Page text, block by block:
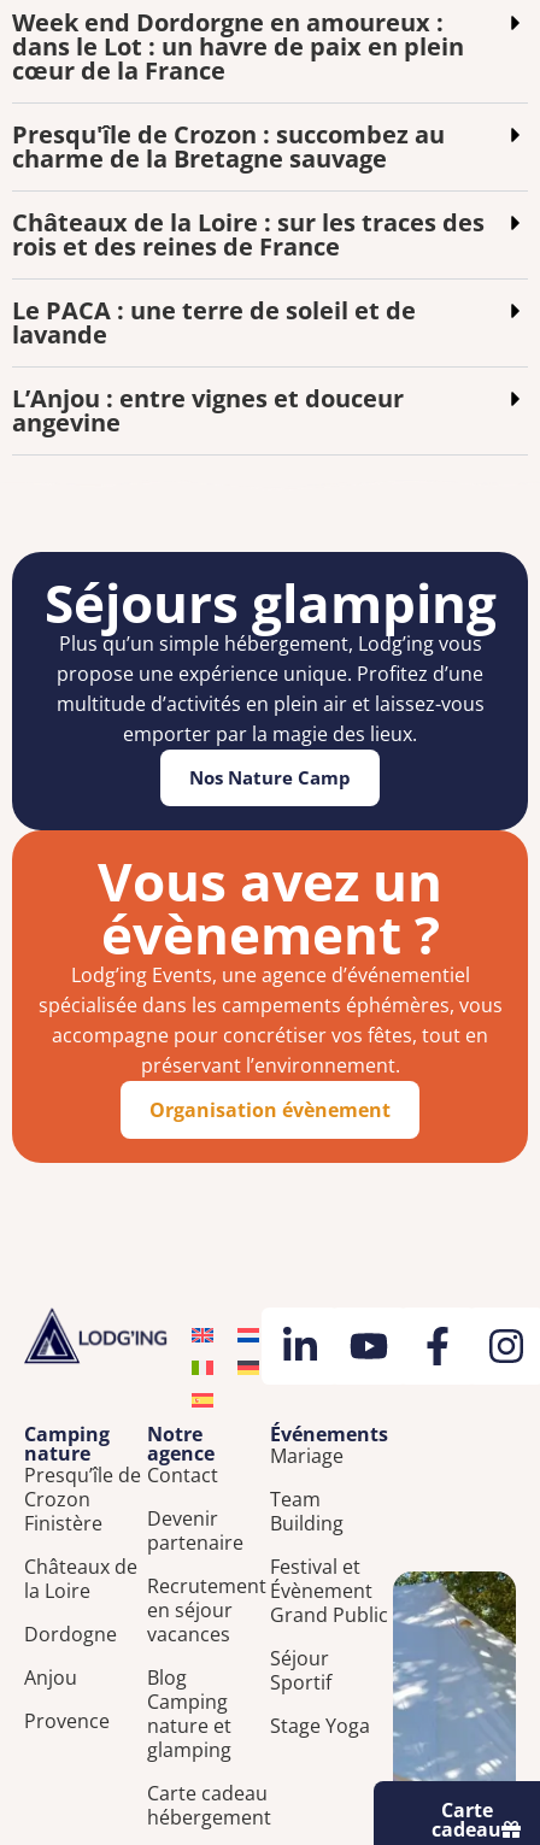
Week end Dordorgne en amoureux :
dans le Lot : un havre de paix en plein
cœur de la France
Presqu'île de Crozon : succombez au
charme de la Bretagne sauvage
Châteaux de la Loire : sur les traces des
rois et des reines de France
Le PACA : une terre de soleil et de
lavande
L’Anjou : entre vignes et douceur
angevine
Séjours glamping
Plus qu’un simple hébergement, Lodg’ing vous
propose une expérience unique. Profitez d’une
multitude d’activités en plein air et laissez-vous
emporter par la magie des lieux.
Nos Nature Camp
Vous avez un
évènement ?
Lodg’ing Events, une agence d’événementiel
spécialisée dans les campements éphémères, vous
accompagne pour concrétiser vos fêtes, tout en
préservant l’environnement.
Organisation évènement
Camping
nature
Presqu’île de
Crozon
Finistère
Châteaux de
la Loire
Dordogne
Anjou
Provence
Notre
agence
Contact
Devenir
partenaire
Recrutement
en séjour
vacances
Blog
Camping
nature et
glamping
Carte cadeau
hébergement
Événements
Mariage
Team
Building
Festival et
Évènement
Grand Public
Séjour
Sportif
Stage Yoga
Carte
cadeau